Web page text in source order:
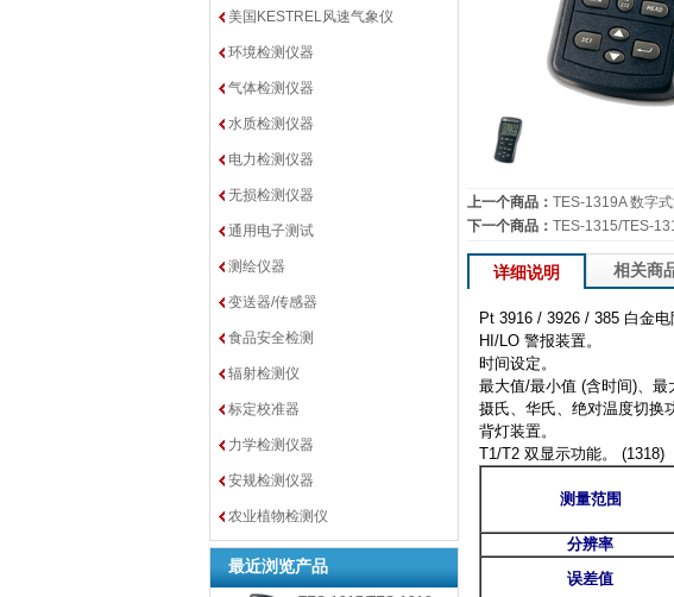
美国KESTREL风速气象仪
环境检测仪器
气体检测仪器
水质检测仪器
电力检测仪器
无损检测仪器
通用电子测试
测绘仪器
变送器/传感器
食品安全检测
辐射检测仪
标定校准器
力学检测仪器
安规检测仪器
农业植物检测仪
最近浏览产品
上一个商品： TES-1319A 数字
下一个商品： TES-1315/TES-
详细说明 相关商
Pt 3916 / 3926 / 385 白金电
HI/LO 警报装置。
时间设定。
最大值/最小值 (含时间)、最
摄氏、华氏、绝对温度切换
背灯装置。
T1/T2 双显示功能。 (1318)
测量范围
分辨率
误差值